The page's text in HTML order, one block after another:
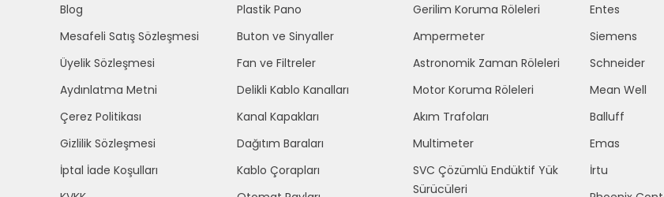
Blog
Mesafeli Satış Sözleşmesi
Üyelik Sözleşmesi
Aydınlatma Metni
Çerez Politikası
Gizlilik Sözleşmesi
İptal İade Koşulları
Plastik Pano
Buton ve Sinyaller
Fan ve Filtreler
Delikli Kablo Kanalları
Kanal Kapakları
Dağıtım Baraları
Kablo Çorapları
Gerilim Koruma Röleleri
Ampermeter
Astronomik Zaman Röleleri
Motor Koruma Röleleri
Akım Trafoları
Multimeter
SVC Çözümlü Endüktif Yük
Sürücüleri
Entes
Siemens
Schneider
Mean Well
Balluff
Emas
İrtu